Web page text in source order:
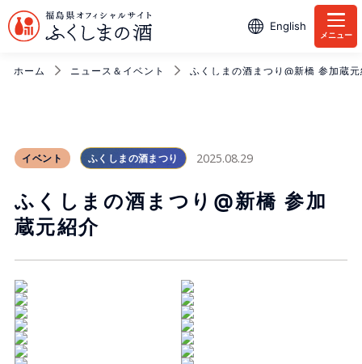
English
メニュー
ホーム ニュース＆イベント ふくしまの酒まつり@新橋 参加蔵
イベント ふくしまの酒まつり 2025.08.29
ふくしまの酒まつり@新橋 参加
蔵元紹介